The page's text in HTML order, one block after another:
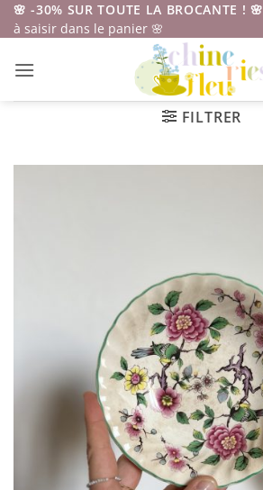
Passer
au
🌸 -30% SUR TOUTE LA BROCANTE ! 🌸
à saisir dans le panier 🌸
FILTRER